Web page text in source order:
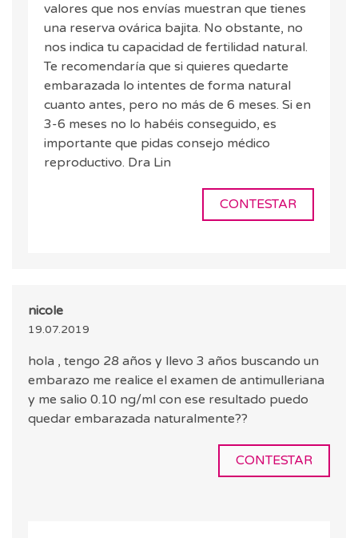
valores que nos envías muestran que tienes
una reserva ovárica bajita. No obstante, no
nos indica tu capacidad de fertilidad natural.
Te recomendaría que si quieres quedarte
embarazada lo intentes de forma natural
cuanto antes, pero no más de 6 meses. Si en
3-6 meses no lo habéis conseguido, es
importante que pidas consejo médico
reproductivo. Dra Lin
CONTESTAR
nicole
19.07.2019
hola , tengo 28 años y llevo 3 años buscando un
embarazo me realice el examen de antimulleriana
y me salio 0.10 ng/ml con ese resultado puedo
quedar embarazada naturalmente??
CONTESTAR